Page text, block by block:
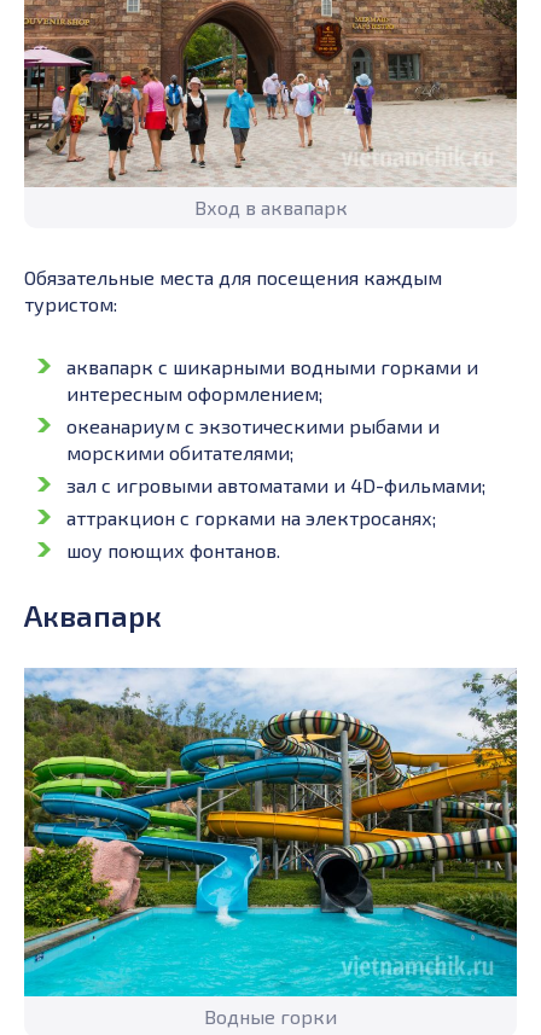
Вход в аквапарк
Обязательные места для посещения каждым
туристом:
аквапарк с шикарными водными горками и
интересным оформлением;
океанариум с экзотическими рыбами и
морскими обитателями;
зал с игровыми автоматами и 4D-фильмами;
аттракцион с горками на электросанях;
шоу поющих фонтанов.
Аквапарк
Водные горки